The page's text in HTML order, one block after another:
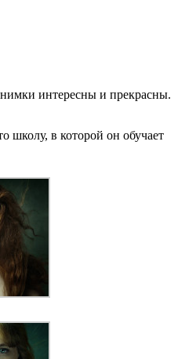
интересны и прекрасны.
школу, в которой он обучает